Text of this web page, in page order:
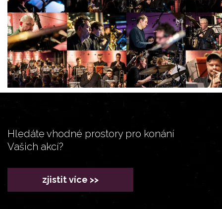
Hledáte vhodné prostory pro konání
Vašich akcí?
zjistit více >>